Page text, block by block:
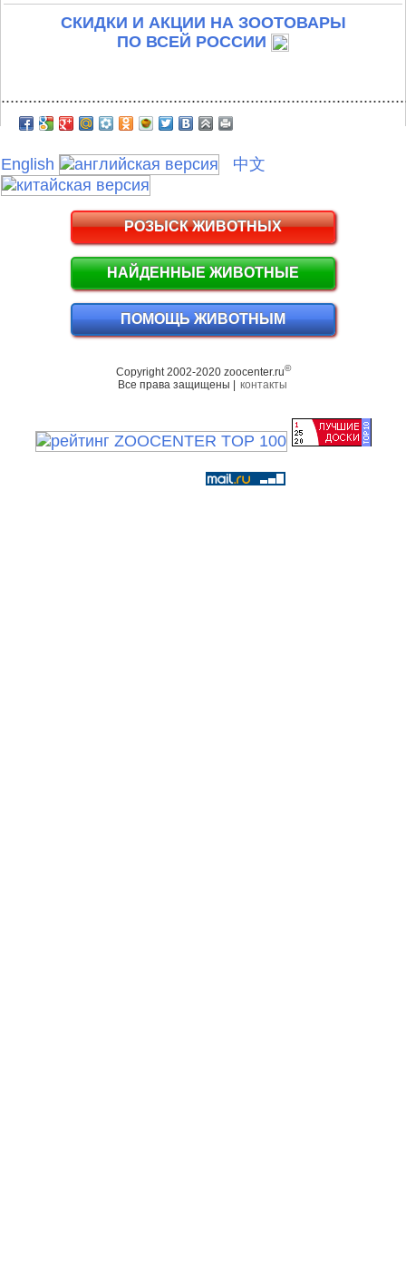
СКИДКИ И АКЦИИ НА ЗООТОВАРЫ
ПО ВСЕЙ РОССИИ
English 中文
РОЗЫСК ЖИВОТНЫХ
НАЙДЕННЫЕ ЖИВОТНЫЕ
ПОМОЩЬ ЖИВОТНЫМ
Copyright 2002-2020 zoocenter.ru©
Все права защищены | контакты